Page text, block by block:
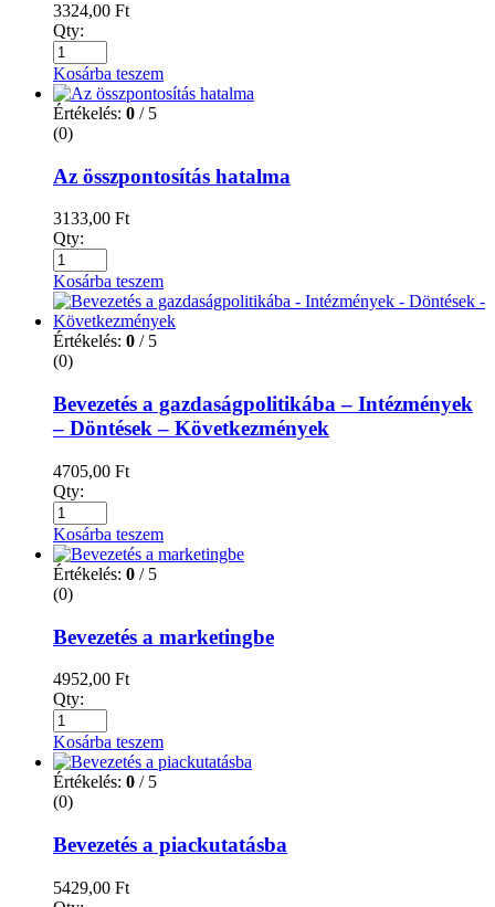
3324,00 Ft
Qty:
Kosárba teszem
Értékelés: 0 / 5
(0)
Az összpontosítás hatalma
3133,00 Ft
Qty:
Kosárba teszem
Értékelés: 0 / 5
(0)
Bevezetés a gazdaságpolitikába – Intézmények
– Döntések – Következmények
4705,00 Ft
Qty:
Kosárba teszem
Értékelés: 0 / 5
(0)
Bevezetés a marketingbe
4952,00 Ft
Qty:
Kosárba teszem
Értékelés: 0 / 5
(0)
Bevezetés a piackutatásba
5429,00 Ft